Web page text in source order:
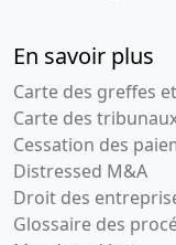
En savoir plus
Carte des greffes
Carte des
Cessation des
Distressed M&A
Droit des
Glossaire des